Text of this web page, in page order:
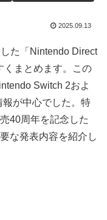
2025.09.13
た「Nintendo Direct
くまとめます。この
Switch 2およ
が中心でした。特
40周年を記念した
な発表内容を紹介し